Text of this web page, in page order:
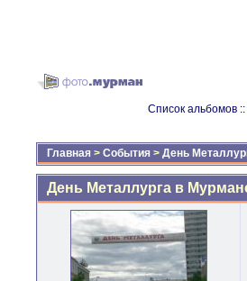
Список альбомов ::
Главная > События > День
День Металлурга в